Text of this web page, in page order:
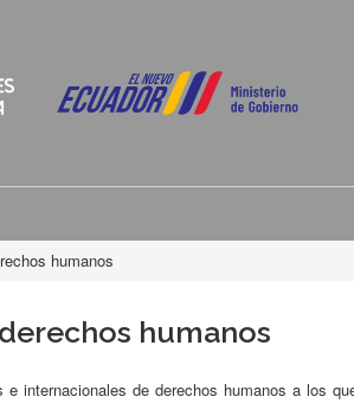
humanos
humanos
internacionales de derechos humanos a los